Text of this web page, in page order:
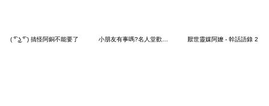
( ͡° ͜ʖ ͡° ) 搞怪阿銅不能要了 小朋友有事嗎?名人堂歡慶篇 厭世靈媒阿嬤 - 幹話語錄 2